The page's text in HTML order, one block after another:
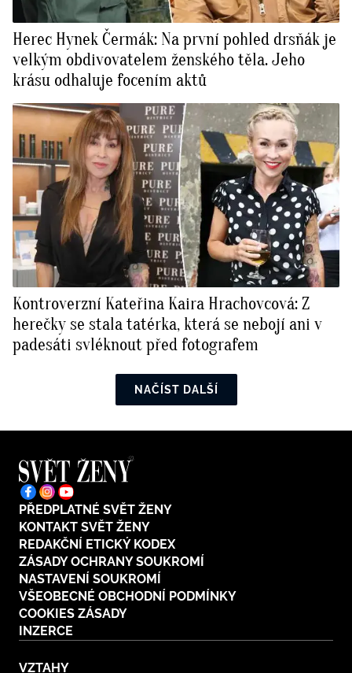
Herec Hynek Čermák: Na první pohled drsňák je
velkým obdivovatelem ženského těla. Jeho
krásu odhaluje focením aktů
Kontroverzní Kateřina Kaira Hrachovcová: Z
herečky se stala tatérka, která se nebojí ani v
padesáti svléknout před fotografem
NAČÍST DALŠÍ
PŘEDPLATNÉ SVĚT ŽENY
KONTAKT SVĚT ŽENY
REDAKČNÍ ETICKÝ KODEX
ZÁSADY OCHRANY SOUKROMÍ
NASTAVENÍ SOUKROMÍ
VŠEOBECNÉ OBCHODNÍ PODMÍNKY
COOKIES ZÁSADY
INZERCE
VZTAHY